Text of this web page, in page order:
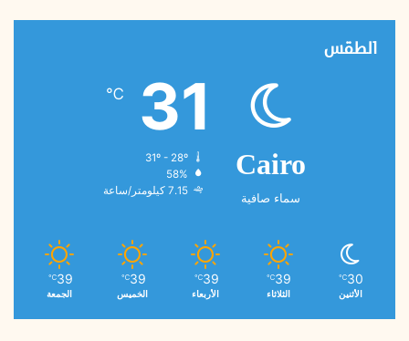
الطقس
Cairo
سماء صافية
31
℃
58%
7.15 كيلومتر/ساعة
30
℃
الأثنين
39
℃
الثلاثاء
39
℃
الأربعاء
39
℃
الخميس
39
℃
الجمعة